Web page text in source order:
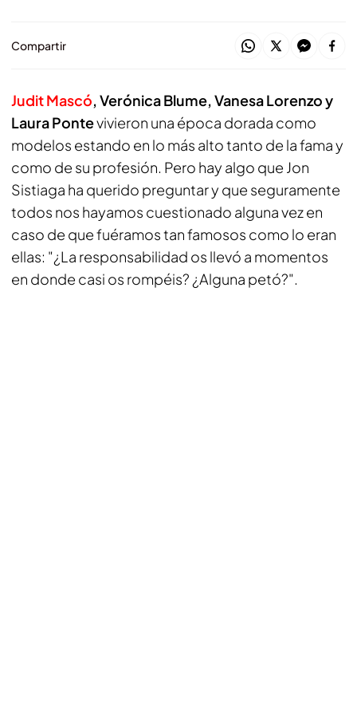
Compartir
Judit Mascó, Verónica Blume, Vanesa Lorenzo y
Laura Pontevivieron una época dorada como
modelos estando en lo más alto tanto de la fama y
como de su profesión. Pero hay algo que Jon
Sistiaga ha querido preguntar y que seguramente
todos nos hayamos cuestionado alguna vez en
caso de que fuéramos tan famosos como lo eran
ellas: "¿La responsabilidad os llevó a momentos
en donde casi os rompéis? ¿Alguna petó?".